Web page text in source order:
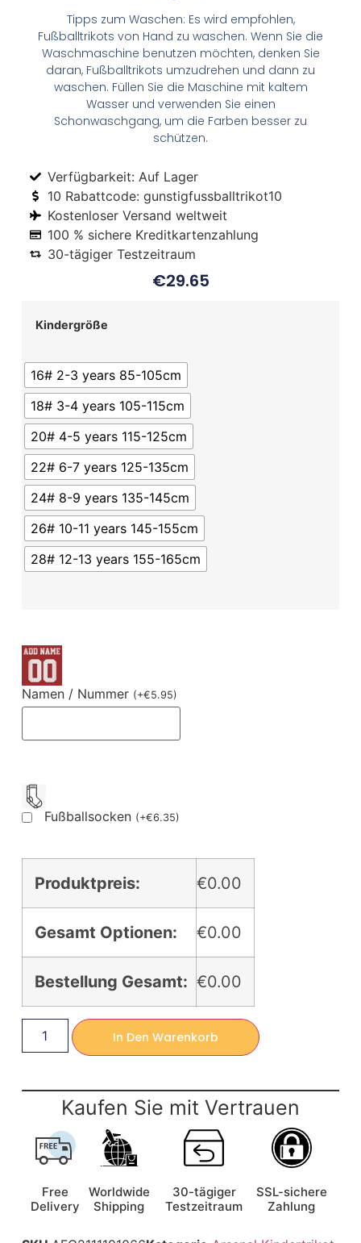
Tipps zum Waschen: Es wird empfohlen,
Fußballtrikots von Hand zu waschen. Wenn Sie die
Waschmaschine benutzen möchten, denken Sie
daran, Fußballtrikots umzudrehen und dann zu
waschen. Füllen Sie die Maschine mit kaltem
Wasser und verwenden Sie einen
Schonwaschgang, um die Farben besser zu
schützen.
Verfügbarkeit: Auf Lager
10 Rabattcode: gunstigfussballtrikot10
Kostenloser Versand weltweit
100 % sichere Kreditkartenzahlung
30-tägiger Testzeitraum
€29.65
Kindergröße
16# 2-3 years 85-105cm
18# 3-4 years 105-115cm
20# 4-5 years 115-125cm
22# 6-7 years 125-135cm
24# 8-9 years 135-145cm
26# 10-11 years 145-155cm
28# 12-13 years 155-165cm
Namen / Nummer (+€5.95)
Fußballsocken (+€6.35)
Produktpreis: €0.00
Gesamt Optionen: €0.00
Bestellung Gesamt: €0.00
In Den Warenkorb
Kaufen Sie mit Vertrauen
Free
Delivery
Worldwide
Shipping
30-tägiger
Testzeitraum
SSL-sichere
Zahlung